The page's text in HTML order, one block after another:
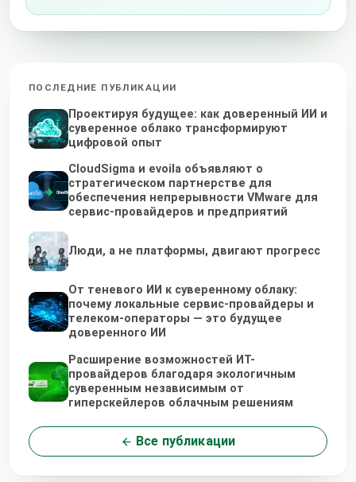
ПОСЛЕДНИЕ ПУБЛИКАЦИИ
Проектируя будущее: как доверенный ИИ и
суверенное облако трансформируют
цифровой опыт
CloudSigma и evoila объявляют о
стратегическом партнерстве для
обеспечения непрерывности VMware для
сервис-провайдеров и предприятий
Люди, а не платформы, двигают прогресс
От теневого ИИ к суверенному облаку:
почему локальные сервис-провайдеры и
телеком-операторы — это будущее
доверенного ИИ
Расширение возможностей ИТ-
провайдеров благодаря экологичным
суверенным независимым от
гиперскейлеров облачным решениям
Все публикации